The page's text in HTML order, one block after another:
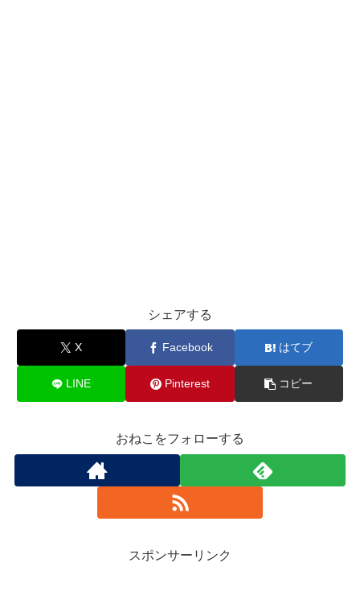
シェアする
X Facebook はてブ
LINE Pinterest コピー
おねこをフォローする
スポンサーリンク